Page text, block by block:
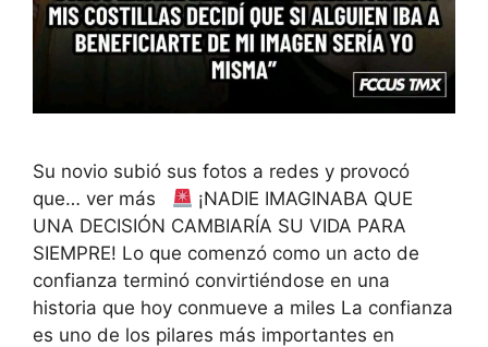
Su novio subió sus fotos a redes y provocó
que… ver más
¡NADIE IMAGINABA QUE
UNA DECISIÓN CAMBIARÍA SU VIDA PARA
SIEMPRE! Lo que comenzó como un acto de
confianza terminó convirtiéndose en una
historia que hoy conmueve a miles La confianza
es uno de los pilares más importantes en